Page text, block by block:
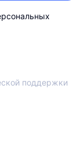
поддержки